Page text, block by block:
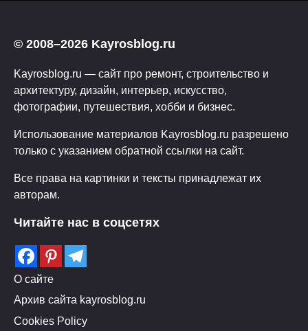
© 2008–2026 Kayrosblog.ru
Kayrosblog.ru — сайт про ремонт, строительство и
архитектуру, дизайн, интерьер, искусство,
фотографии, путешествия, хобби и бизнес.
Использование материалов Kayrosblog.ru разрешено
только с указанием обратной ссылки на сайт.
Все права на картинки и тексты принадлежат их
авторам.
Читайте нас в соцсетях
О сайте
Архив сайта kayrosblog.ru
Cookies Policy